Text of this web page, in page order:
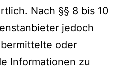
Nach §§ 8 bis 10
jedoch
oder
Informationen zu